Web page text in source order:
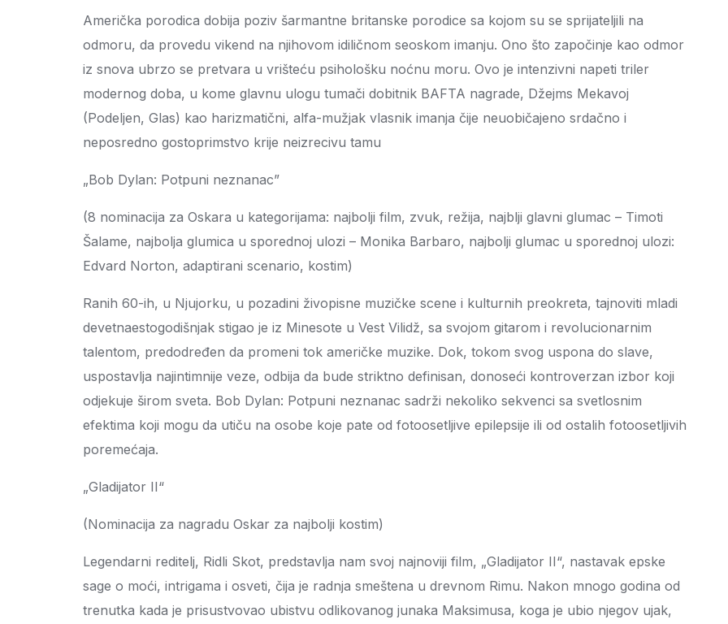
Američka porodica dobija poziv šarmantne britanske porodice sa kojom su se sprijateljili na
odmoru, da provedu vikend na njihovom idiličnom seoskom imanju. Ono što započinje kao odmor
iz snova ubrzo se pretvara u vrišteću psihološku noćnu moru. Ovo je intenzivni napeti triler
modernog doba, u kome glavnu ulogu tumači dobitnik BAFTA nagrade, Džejms Mekavoj
(Podeljen, Glas) kao harizmatični, alfa-mužjak vlasnik imanja čije neuobičajeno srdačno i
neposredno gostoprimstvo krije neizrecivu tamu
„Bob Dylan: Potpuni neznanac”
(8 nominacija za Oskara u kategorijama: najbolji film, zvuk, režija, najblji glavni glumac – Timoti
Šalame, najbolja glumica u sporednoj ulozi – Monika Barbaro, najbolji glumac u sporednoj ulozi:
Edvard Norton, adaptirani scenario, kostim)
Ranih 60-ih, u Njujorku, u pozadini živopisne muzičke scene i kulturnih preokreta, tajnoviti mladi
devetnaestogodišnjak stigao je iz Minesote u Vest Vilidž, sa svojom gitarom i revolucionarnim
talentom, predodređen da promeni tok američke muzike. Dok, tokom svog uspona do slave,
uspostavlja najintimnije veze, odbija da bude striktno definisan, donoseći kontroverzan izbor koji
odjekuje širom sveta. Bob Dylan: Potpuni neznanac sadrži nekoliko sekvenci sa svetlosnim
efektima koji mogu da utiču na osobe koje pate od fotoosetljive epilepsije ili od ostalih fotoosetljivih
poremećaja.
„Gladijator II“
(Nominacija za nagradu Oskar za najbolji kostim)
Legendarni reditelj, Ridli Skot, predstavlja nam svoj najnoviji film, „Gladijator II“, nastavak epske
sage o moći, intrigama i osveti, čija je radnja smeštena u drevnom Rimu. Nakon mnogo godina od
trenutka kada je prisustvovao ubistvu odlikovanog junaka Maksimusa, koga je ubio njegov ujak,